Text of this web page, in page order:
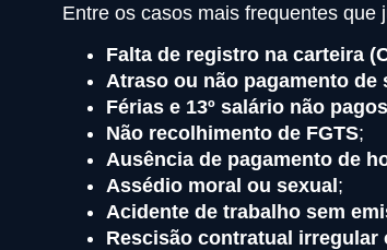
Entre os casos mais frequentes
Falta de registro na carteira
Atraso ou não pagamento de
Férias e 13º salário não pagos
Não recolhimento de FGTS;
Ausência de pagamento de
Assédio moral ou sexual;
Acidente de trabalho sem
Rescisão contratual